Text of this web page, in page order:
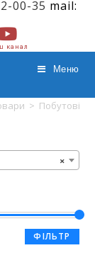
00-35 mail:
канал
Меню
> Побутові
×
ФІЛЬТР